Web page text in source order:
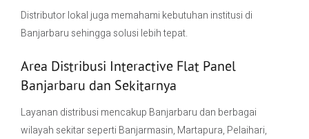
Distributor lokal juga memahami kebutuhan institusi di
Banjarbaru sehingga solusi lebih tepat.
Area Distribusi Interactive Flat Panel
Banjarbaru dan Sekitarnya
Layanan distribusi mencakup Banjarbaru dan berbagai
wilayah sekitar seperti Banjarmasin, Martapura, Pelaihari,